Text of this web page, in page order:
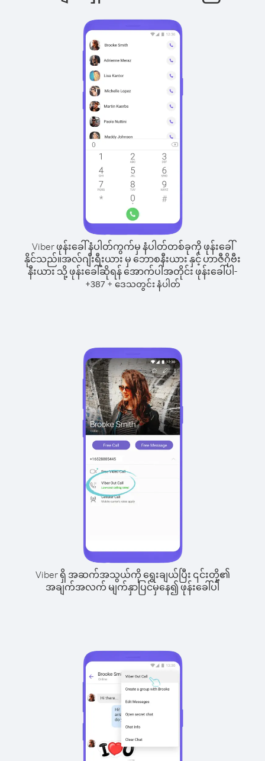
Viber ဖုန်းခေါ်နံပါတ်ကွက်မှ နံပါတ်တစ်ခုကို ဖုန်းခေါ်
နိုင်သည်။အလ်ဂျီးရီးယား မှ ဘောစနီးယား နှင့် ဟာဇီဂိုဗီး
နီးယား သို့ ဖုန်းခေါ်ဆိုရန် အောက်ပါအတိုင်း ဖုန်းခေါ်ပါ-
+387+ ဒေသတွင်း နံပါတ်
Viber ရှိ အဆက်အသွယ်ကို ရွေးချယ်ပြီး ၎င်းတို့၏
အချက်အလက် မျက်နှာပြင်မှနေ၍ ဖုန်းခေါ်ပါ